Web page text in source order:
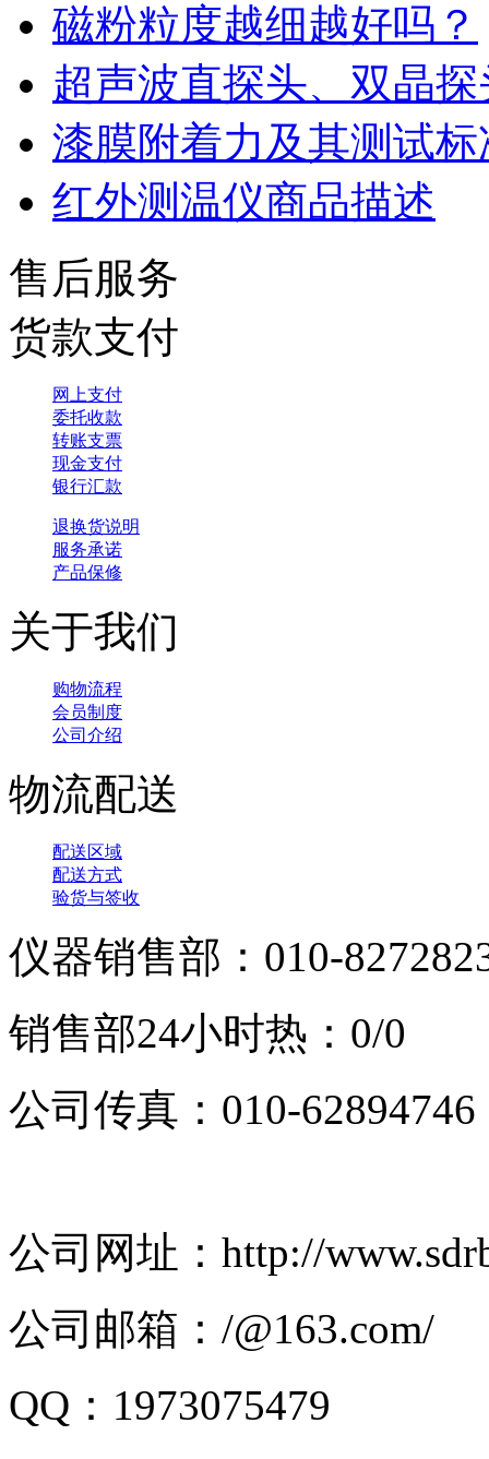
磁粉粒度越细越好吗？
超声波直探头、双晶
漆膜附着力及其测试标
红外测温仪商品描述
售后服务
货款支付
网上支付
委托收款
转账支票
现金支付
银行汇款
退换货说明
服务承诺
产品保修
关于我们
购物流程
会员制度
公司介绍
物流配送
配送区域
配送方式
验货与签收
仪器销售部：010-
销售部24小时热：0/0
公司传真：010-62894746
公司网址：http://
公司邮箱：/@163.com/
QQ：1973075479